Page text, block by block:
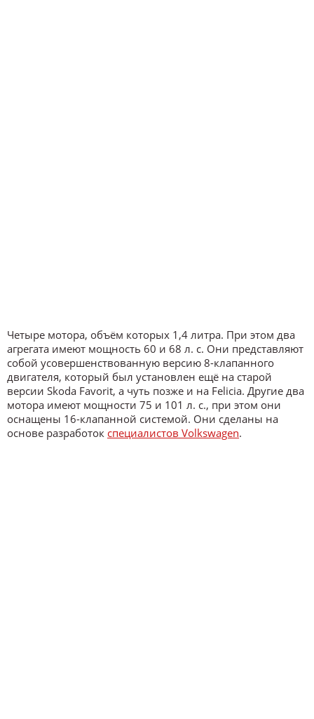
Четыре мотора, объём которых 1,4 литра. При этом два
агрегата имеют мощность 60 и 68 л. с. Они представляют
собой усовершенствованную версию 8-клапанного
двигателя, который был установлен ещё на старой
версии Skoda Favorit, а чуть позже и на Felicia. Другие два
мотора имеют мощности 75 и 101 л. с., при этом они
оснащены 16-клапанной системой. Они сделаны на
основе разработок специалистов Volkswagen.